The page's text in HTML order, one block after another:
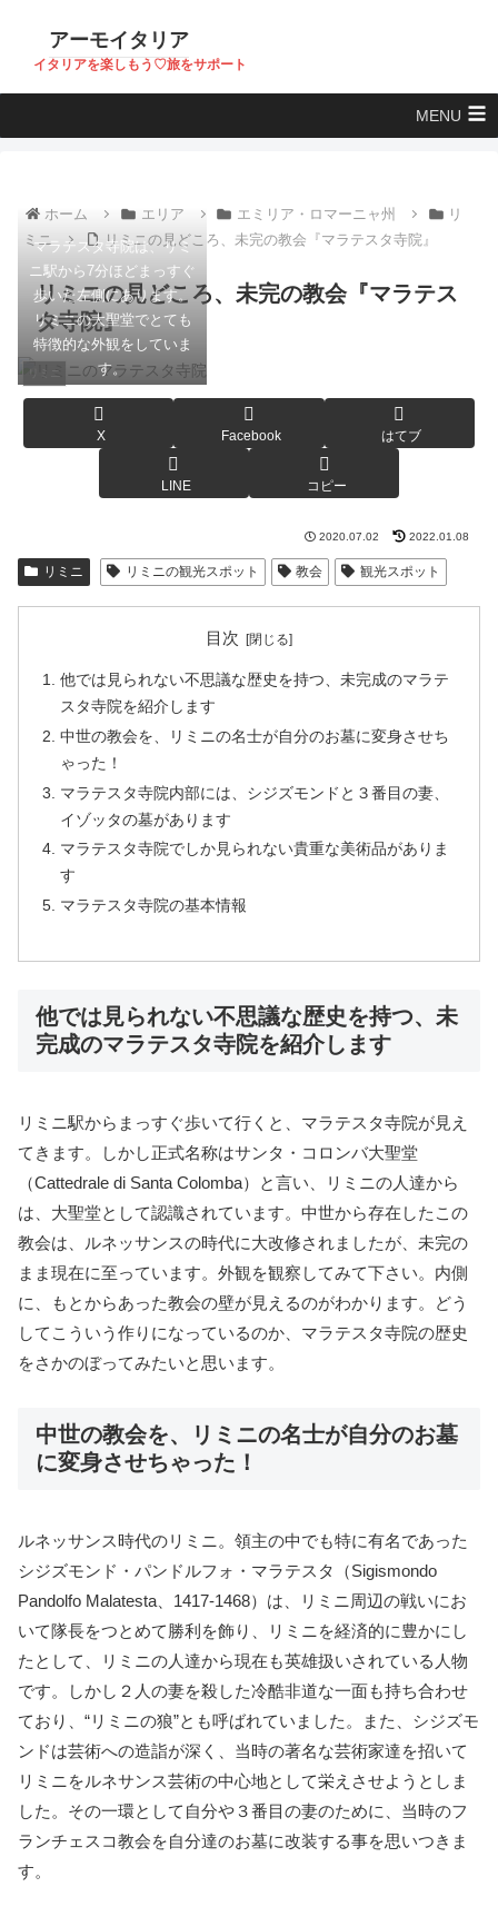
アーモイタリア
イタリアを楽しもう♡旅をサポート
MENU
ホーム エリア エミリア・ロマーニャ州
リ
ミニ
リミニの見どころ、未完の教会『マラテスタ寺院』
リミニの見どころ、未完の教会『マラテス
タ寺院』
リミニ
マラテスタ寺院は、リミ
ニ駅から7分ほどまっすぐ
歩いた左側にあります。
リミニの大聖堂でとても
特徴的な外観をしていま
す。
X Facebook はてブ
LINE コピー
2020.07.02 2022.01.08
リミニ リミニの観光スポット 教会 観光スポット
目次
他では見られない不思議な歴史を持つ、未完成のマラテ
スタ寺院を紹介します
中世の教会を、リミニの名士が自分のお墓に変身させち
ゃった！
マラテスタ寺院内部には、シジズモンドと３番目の妻、
イゾッタの墓があります
マラテスタ寺院でしか見られない貴重な美術品がありま
す
マラテスタ寺院の基本情報
他では見られない不思議な歴史を持つ、未
完成のマラテスタ寺院を紹介します
リミニ駅からまっすぐ歩いて行くと、マラテスタ寺院が見え
てきます。しかし正式名称はサンタ・コロンバ大聖堂
（Cattedrale di Santa Colomba）と言い、リミニの人達から
は、大聖堂として認識されています。中世から存在したこの
教会は、ルネッサンスの時代に大改修されましたが、未完の
まま現在に至っています。外観を観察してみて下さい。内側
に、もとからあった教会の壁が見えるのがわかります。どう
してこういう作りになっているのか、マラテスタ寺院の歴史
をさかのぼってみたいと思います。
中世の教会を、リミニの名士が自分のお墓
に変身させちゃった！
ルネッサンス時代のリミニ。領主の中でも特に有名であった
シジズモンド・パンドルフォ・マラテスタ（Sigismondo
Pandolfo Malatesta、1417-1468）は、リミニ周辺の戦いにお
いて隊長をつとめて勝利を飾り、リミニを経済的に豊かにし
たとして、リミニの人達から現在も英雄扱いされている人物
です。しかし２人の妻を殺した冷酷非道な一面も持ち合わせ
ており、“リミニの狼”とも呼ばれていました。また、シジズモ
ンドは芸術への造詣が深く、当時の著名な芸術家達を招いて
リミニをルネサンス芸術の中心地として栄えさせようとしま
した。その一環として自分や３番目の妻のために、当時のフ
ランチェスコ教会を自分達のお墓に改装する事を思いつきま
す。